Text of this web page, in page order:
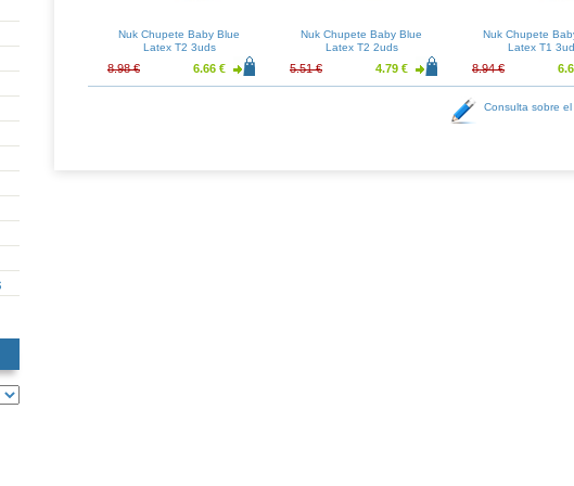
4.01 €
Nuk Chupete Baby Blue
Latex T2 3uds
8.98 € 6.66 €
Nuk Chupete Baby Blue
Latex T2 2uds
5.51 € 4.79 €
Nuk Chupete
Latex T1
8.94 €
Consulta sobre